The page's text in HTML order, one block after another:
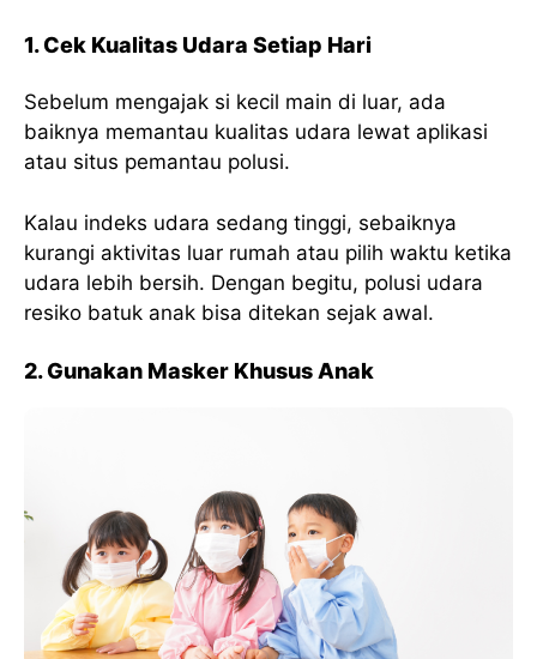
1. Cek Kualitas Udara Setiap Hari
Sebelum mengajak si kecil main di luar, ada
baiknya memantau kualitas udara lewat aplikasi
atau situs pemantau polusi.
Kalau indeks udara sedang tinggi, sebaiknya
kurangi aktivitas luar rumah atau pilih waktu ketika
udara lebih bersih. Dengan begitu, polusi udara
resiko batuk anak bisa ditekan sejak awal.
2. Gunakan Masker Khusus Anak